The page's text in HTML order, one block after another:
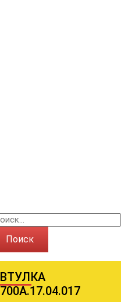
Поиск
ВТУЛКА
700А.17.04.017